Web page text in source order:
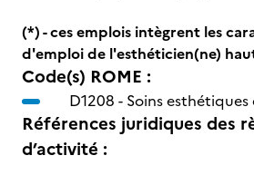
(*) - ces emplois intègrent les
d'emploi de l'esthéticien(ne)
Code(s) ROME :
D1208 - Soins
Références juridiques des
d’activité :